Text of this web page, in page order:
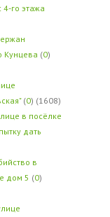
4-го этажа
Кунцева (0)
(0) (1608)
в посёлке
дать
в
дом 5 (0)